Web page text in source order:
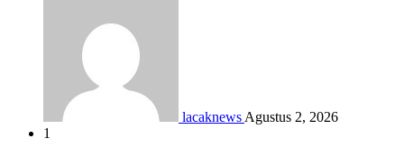
lacaknews Agustus 2, 2026
1